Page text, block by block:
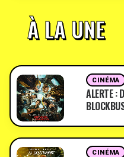
À LA UNE
CINÉMA
ALERTE :
CINÉMA